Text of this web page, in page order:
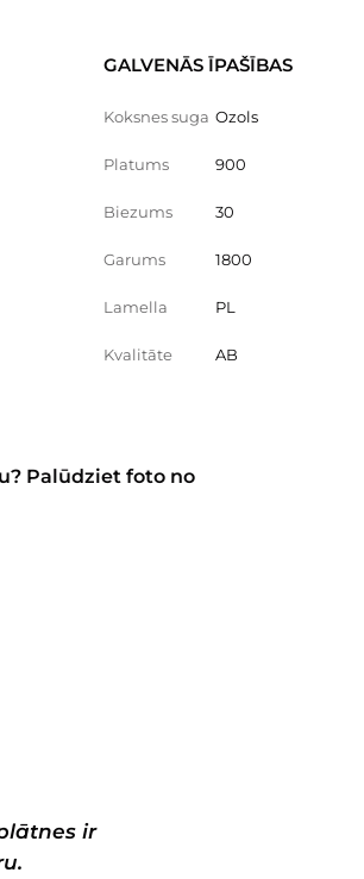
GALVENĀS ĪPAŠĪBAS
Koksnes suga Ozols
Platums 900
Biezums 30
Garums 1800
Lamella PL
Kvalitāte AB
Palūdziet foto no
ir